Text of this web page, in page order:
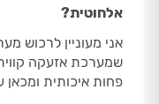
אלחוטית?
אני מעוניין לרכוש
שמערכת אזעקה
פחות איכותית ומכאן